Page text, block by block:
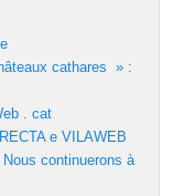
cathares » :
. cat
e VILAWEB
continuerons à